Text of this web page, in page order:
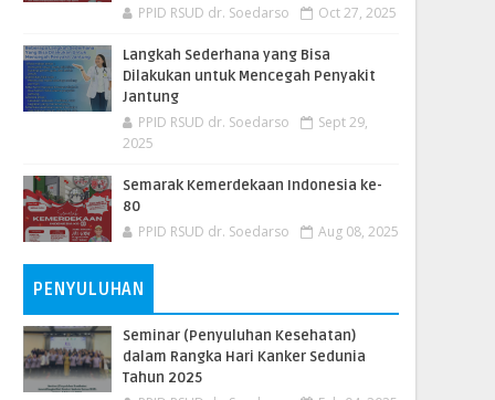
PPID RSUD dr. Soedarso Oct 27, 2025
Langkah Sederhana yang Bisa
Dilakukan untuk Mencegah Penyakit
Jantung
PPID RSUD dr. Soedarso
Sept 29,
2025
Semarak Kemerdekaan Indonesia ke-
80
PPID RSUD dr. Soedarso Aug 08, 2025
PENYULUHAN
Seminar (Penyuluhan Kesehatan)
dalam Rangka Hari Kanker Sedunia
Tahun 2025